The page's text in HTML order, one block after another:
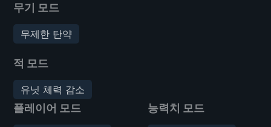
무기 모드
무제한 탄약
적 모드
유닛 체력 감소
플레이어 모드 능력치 모드